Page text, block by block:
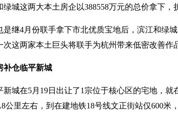
绿城这两大本土房企以388558万元的总价拿下，
是继4月份联手拿下市北优质宝地后，滨江和绿
次这两家本土巨头将联手为杭州带来低密改善作
补仓临平新城
新城在5月19日出让了1宗位于核心区的宅地，
公里左右，到在建地铁18号线文正街站仅600米